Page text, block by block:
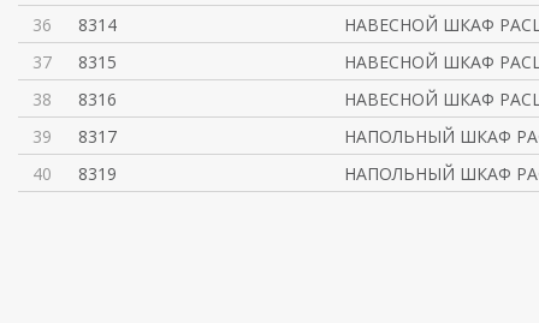
36
8314
НАВЕСНОЙ ШКАФ
37
8315
НАВЕСНОЙ ШКАФ
38
8316
НАВЕСНОЙ ШКАФ
39
8317
НАПОЛЬНЫЙ ШКАФ
40
8319 НАПОЛЬНЫЙ ШКАФ